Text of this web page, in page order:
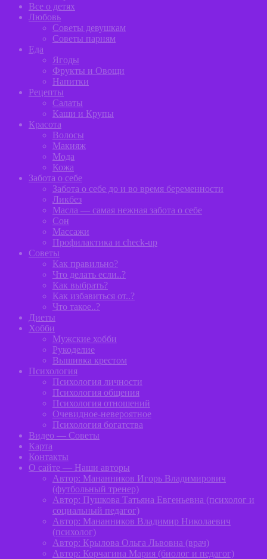
Все о детях
Любовь
Советы девушкам
Советы парням
Еда
Ягоды
Фрукты и Овощи
Напитки
Рецепты
Салаты
Каши и Крупы
Красота
Волосы
Макияж
Мода
Кожа
Забота о себе
Забота о себе до и во время беременности
Ликбез
Масла — самая нежная забота о себе
Сон
Массажи
Профилактика и сheck-up
Советы
Как правильно?
Что делать если..?
Как выбрать?
Как избавиться от..?
Что такое..?
Диеты
Хобби
Мужские хобби
Рукоделие
Вышивка крестом
Психология
Психология личности
Психология общения
Психология отношений
Очевидное-невероятное
Психология богатства
Видео — Советы
Карта
Контакты
О сайте — Наши авторы
Автор: Мананников Игорь Владимирович
(футбольный тренер)
Автор: Пушкова Татьяна Евгеньевна (психолог и
социальный педагог)
Автор: Мананников Владимир Николаевич
(психолог)
Автор: Крылова Ольга Львовна (врач)
Автор: Корчагина Мария (биолог и педагог)